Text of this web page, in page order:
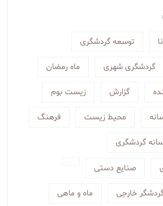
توسعه گردشگری
گردشگری شهری ماه رمضان
گزارش زیست بوم
محیط زیست فرهنگ
گردشگری
صنایع دستی
خارجی ماه و ماهی